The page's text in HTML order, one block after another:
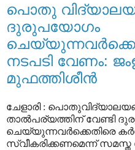
പൊതു
ദുരുപയോഗം
നടപടി വേണം:
മുഫത്തിശീന്‍
ചേളാരി :
താല്‍പര്യത്തിന് വേണ്ടി
ചെയ്യുന്നവര്‍ക്കെതിരെ
സ്വീകരിക്കണമെന്ന്